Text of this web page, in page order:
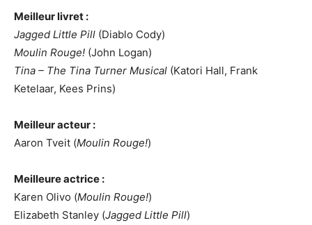
Meilleur livret :
Jagged Little Pill (Diablo Cody)
Moulin Rouge! (John Logan)
Tina – The Tina Turner Musical (Katori Hall, Frank
Ketelaar, Kees Prins)
Meilleur acteur :
Aaron Tveit (Moulin Rouge!)
Meilleure actrice :
Karen Olivo (Moulin Rouge!)
Elizabeth Stanley (Jagged Little Pill)